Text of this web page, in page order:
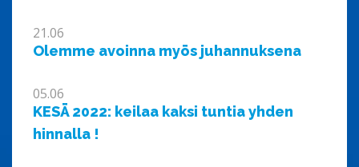
21.06
Olemme avoinna myös juhannuksena
05.06
KESÄ 2022: keilaa kaksi tuntia yhden
hinnalla !